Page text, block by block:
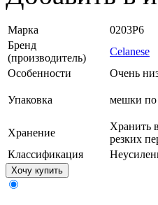
Марка
0203P6
Бренд
(производитель)
Celanese
Особенности
Очень
Упаковка мешки по
Хранение
Хранить
резких
Классификация
Хочу купить